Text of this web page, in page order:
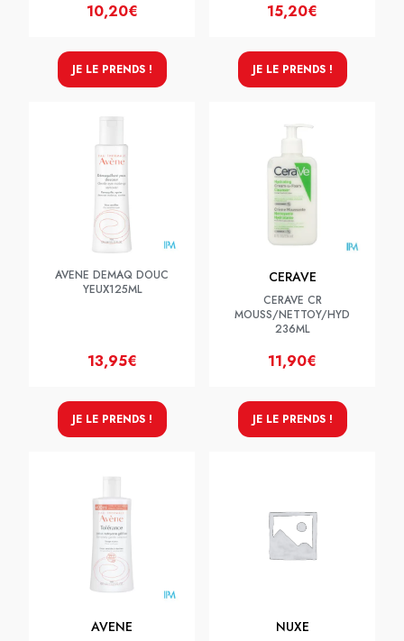
10,20€
JE LE PRENDS !
15,20€
JE LE PRENDS !
AVENE DEMAQ DOUC
YEUX125ML
13,95€
JE LE PRENDS !
CERAVE
CERAVE CR
MOUSS/NETTOY/HYD
236ML
11,90€
JE LE PRENDS !
AVENE NUXE